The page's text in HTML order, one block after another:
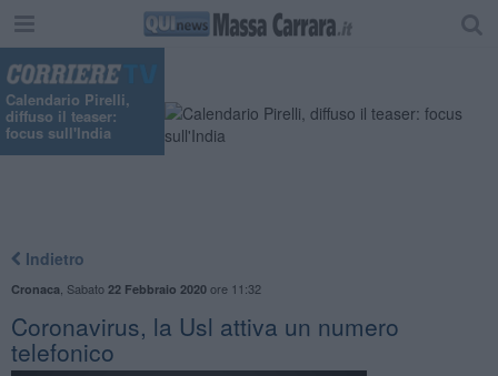
Calendario Pirelli,
diffuso il teaser:
focus sull'India
Indietro
Cronaca Sabato 22 Febbraio 2020ore 11:32
Coronavirus, la Usl attiva un numero
telefonico